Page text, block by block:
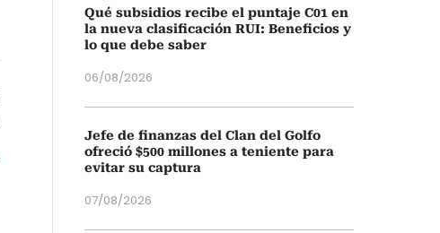
Qué subsidios recibe el puntaje C01 en
la nueva clasificación RUI: Beneficios y
lo que debe saber
06/08/2026
Jefe de finanzas del Clan del Golfo
ofreció $500 millones a teniente para
evitar su captura
07/08/2026